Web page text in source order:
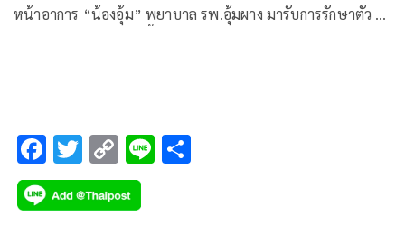
หน้าอาการ “น้องอุ้ม” พยาบาล รพ.อุ้มผาง มารับการรักษาตัว ณ
F
ac
e
T
wi
tt
C
o
p
Li